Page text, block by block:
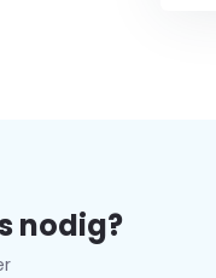
nodig?